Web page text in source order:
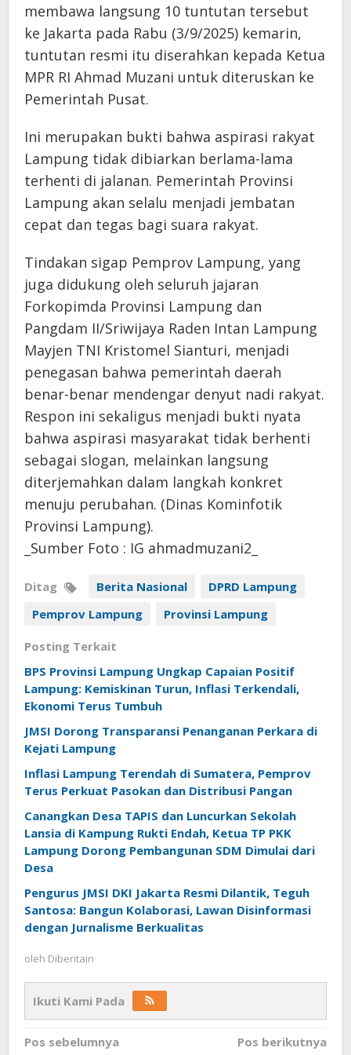
membawa langsung 10 tuntutan tersebut
ke Jakarta pada Rabu (3/9/2025) kemarin,
tuntutan resmi itu diserahkan kepada Ketua
MPR RI Ahmad Muzani untuk diteruskan ke
Pemerintah Pusat.
Ini merupakan bukti bahwa aspirasi rakyat
Lampung tidak dibiarkan berlama-lama
terhenti di jalanan. Pemerintah Provinsi
Lampung akan selalu menjadi jembatan
cepat dan tegas bagi suara rakyat.
Tindakan sigap Pemprov Lampung, yang
juga didukung oleh seluruh jajaran
Forkopimda Provinsi Lampung dan
Pangdam II/Sriwijaya Raden Intan Lampung
Mayjen TNI Kristomel Sianturi, menjadi
penegasan bahwa pemerintah daerah
benar-benar mendengar denyut nadi rakyat.
Respon ini sekaligus menjadi bukti nyata
bahwa aspirasi masyarakat tidak berhenti
sebagai slogan, melainkan langsung
diterjemahkan dalam langkah konkret
menuju perubahan. (Dinas Kominfotik
Provinsi Lampung).
_Sumber Foto : IG ahmadmuzani2_
Ditag Berita Nasional
DPRD Lampung
Pemprov Lampung
Provinsi Lampung
Posting Terkait
BPS Provinsi Lampung Ungkap Capaian Positif
Lampung: Kemiskinan Turun, Inflasi Terkendali,
Ekonomi Terus Tumbuh
JMSI Dorong Transparansi Penanganan Perkara di
Kejati Lampung
Inflasi Lampung Terendah di Sumatera, Pemprov
Terus Perkuat Pasokan dan Distribusi Pangan
Canangkan Desa TAPIS dan Luncurkan Sekolah
Lansia di Kampung Rukti Endah, Ketua TP PKK
Lampung Dorong Pembangunan SDM Dimulai dari
Desa
Pengurus JMSI DKI Jakarta Resmi Dilantik, Teguh
Santosa: Bangun Kolaborasi, Lawan Disinformasi
dengan Jurnalisme Berkualitas
oleh Diberitain
Ikuti Kami Pada
Navigasi
Pos sebelumnya
Pos berikutnya